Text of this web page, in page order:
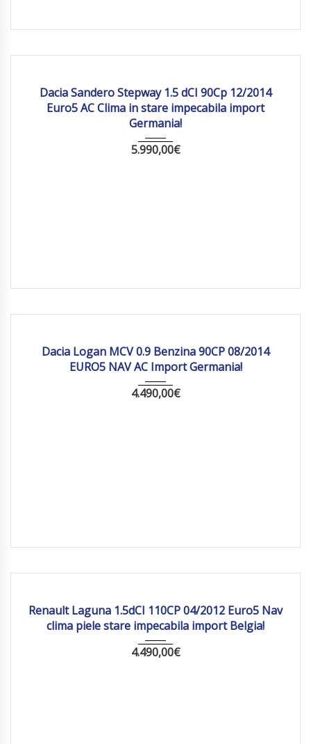
Dacia Sandero Stepway 1.5 dCI 90Cp 12/2014
Euro5 AC Clima in stare impecabila import
Germania!
5.990,00€
Dacia Logan MCV 0.9 Benzina 90CP 08/2014
EURO5 NAV AC Import Germania!
4.490,00€
Renault Laguna 1.5dCI 110CP 04/2012 Euro5 Nav
clima piele stare impecabila import Belgia!
4.490,00€